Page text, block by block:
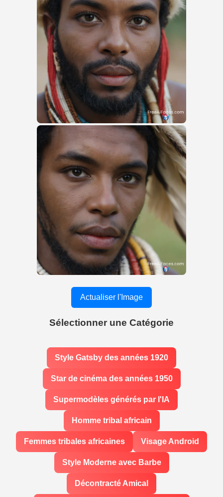
Actualiser l'Image
Sélectionner une Catégorie
Style Gatsby des années 1920
Star de cinéma des années 1950
Supermodèles générés par l'IA
Homme tribal africain
Femmes tribales africaines Visage Android
Style Moderne avec Barbe
Décontracté Amical